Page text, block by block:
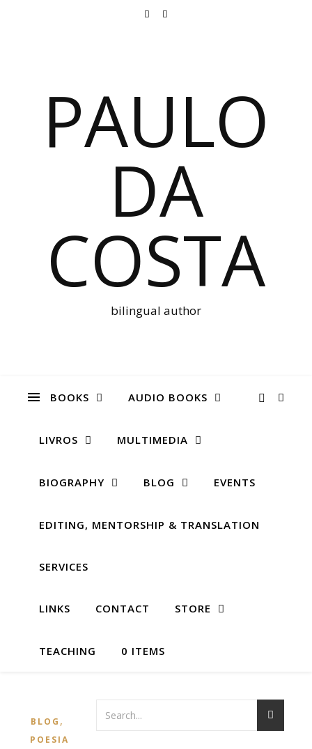
PAULO
DA
COSTA
bilingual author
BOOKS AUDIO BOOKS
LIVROS MULTIMEDIA
BIOGRAPHY BLOG EVENTS
EDITING, MENTORSHIP & TRANSLATION
SERVICES
LINKS CONTACT STORE
TEACHING 0 ITEMS
BLOG ,
POESIA